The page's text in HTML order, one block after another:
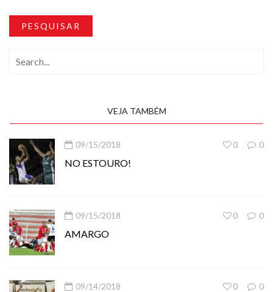
PESQUISAR
VEJA TAMBÉM
09/15/2018 0
0
NO ESTOURO!
09/15/2018 0
0
AMARGO
09/14/2018 0
0